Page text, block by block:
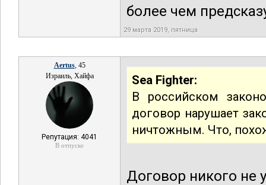
более чем
29 марта 2019, пятница
Aertus, 45
Израиль, Хайфа
Репутация: 4041
В отпуске
Sea Fighter:
В российском
договор нарушает
ничтожным. Что,
Договор никого